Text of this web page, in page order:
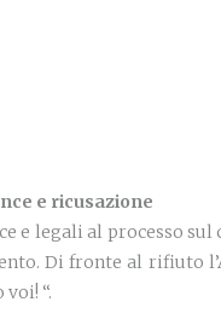
e ricusazione
e legali al processo
Di fronte al rifiuto
“.